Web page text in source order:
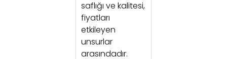
saflığı ve kalitesi,
fiyatları
etkileyen
unsurlar
arasındadır.